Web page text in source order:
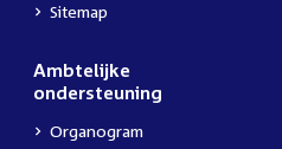
Sitemap
Ambtelijke
ondersteuning
Organogram